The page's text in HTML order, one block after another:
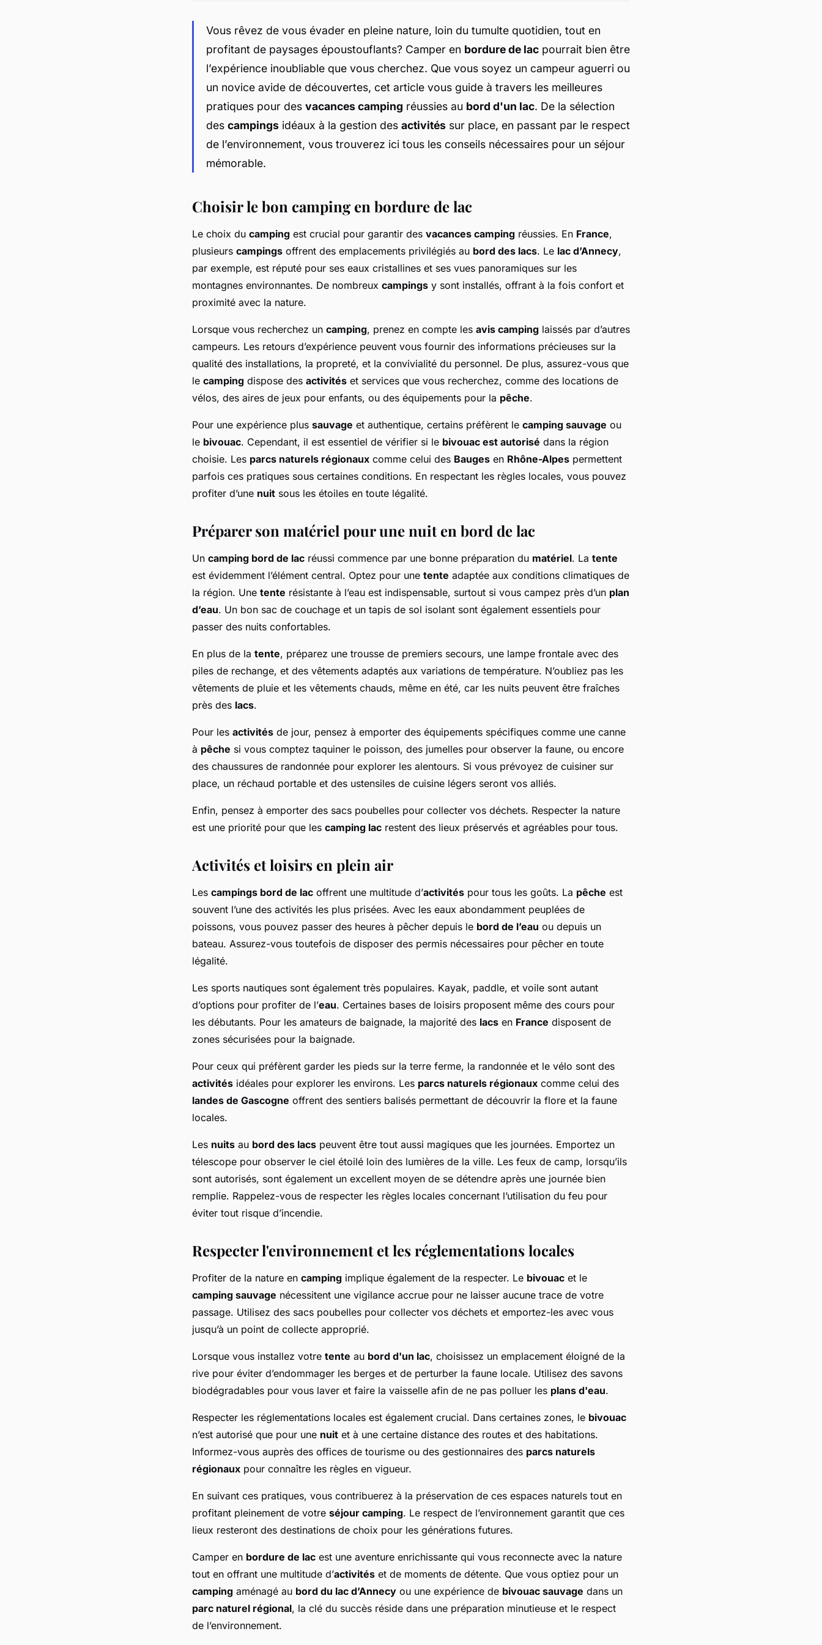
Vous rêvez de vous évader en pleine nature, loin du tumulte quotidien, tout en
profitant de paysages époustouflants? Camper en bordure de lac pourrait bien être
l’expérience inoubliable que vous cherchez. Que vous soyez un campeur aguerri ou
un novice avide de découvertes, cet article vous guide à travers les meilleures
pratiques pour des vacances camping réussies au bord d'un lac. De la sélection
des campings idéaux à la gestion des activités sur place, en passant par le respect
de l’environnement, vous trouverez ici tous les conseils nécessaires pour un séjour
mémorable.
Choisir le bon camping en bordure de lac
Le choix du camping est crucial pour garantir des vacances camping réussies. En France,
plusieurs campings offrent des emplacements privilégiés au bord des lacs. Le lac d’Annecy,
par exemple, est réputé pour ses eaux cristallines et ses vues panoramiques sur les
montagnes environnantes. De nombreux campings y sont installés, offrant à la fois confort et
proximité avec la nature.
Lorsque vous recherchez un camping, prenez en compte les avis camping laissés par d’autres
campeurs. Les retours d’expérience peuvent vous fournir des informations précieuses sur la
qualité des installations, la propreté, et la convivialité du personnel. De plus, assurez-vous que
le camping dispose des activités et services que vous recherchez, comme des locations de
vélos, des aires de jeux pour enfants, ou des équipements pour la pêche.
Pour une expérience plus sauvage et authentique, certains préfèrent le camping sauvage ou
le bivouac. Cependant, il est essentiel de vérifier si le bivouac est autorisé dans la région
choisie. Les parcs naturels régionaux comme celui des Bauges en Rhône-Alpes permettent
parfois ces pratiques sous certaines conditions. En respectant les règles locales, vous pouvez
profiter d’une nuit sous les étoiles en toute légalité.
Préparer son matériel pour une nuit en bord de lac
Un camping bord de lac réussi commence par une bonne préparation du matériel. La tente
est évidemment l’élément central. Optez pour une tente adaptée aux conditions climatiques de
la région. Une tente résistante à l’eau est indispensable, surtout si vous campez près d’un plan
d’eau. Un bon sac de couchage et un tapis de sol isolant sont également essentiels pour
passer des nuits confortables.
En plus de la tente, préparez une trousse de premiers secours, une lampe frontale avec des
piles de rechange, et des vêtements adaptés aux variations de température. N’oubliez pas les
vêtements de pluie et les vêtements chauds, même en été, car les nuits peuvent être fraîches
près des lacs.
Pour les activités de jour, pensez à emporter des équipements spécifiques comme une canne
à pêche si vous comptez taquiner le poisson, des jumelles pour observer la faune, ou encore
des chaussures de randonnée pour explorer les alentours. Si vous prévoyez de cuisiner sur
place, un réchaud portable et des ustensiles de cuisine légers seront vos alliés.
Enfin, pensez à emporter des sacs poubelles pour collecter vos déchets. Respecter la nature
est une priorité pour que les camping lac restent des lieux préservés et agréables pour tous.
Activités et loisirs en plein air
Les campings bord de lac offrent une multitude d’activités pour tous les goûts. La pêche est
souvent l’une des activités les plus prisées. Avec les eaux abondamment peuplées de
poissons, vous pouvez passer des heures à pêcher depuis le bord de l’eau ou depuis un
bateau. Assurez-vous toutefois de disposer des permis nécessaires pour pêcher en toute
légalité.
Les sports nautiques sont également très populaires. Kayak, paddle, et voile sont autant
d’options pour profiter de l’eau. Certaines bases de loisirs proposent même des cours pour
les débutants. Pour les amateurs de baignade, la majorité des lacs en France disposent de
zones sécurisées pour la baignade.
Pour ceux qui préfèrent garder les pieds sur la terre ferme, la randonnée et le vélo sont des
activités idéales pour explorer les environs. Les parcs naturels régionaux comme celui des
landes de Gascogne offrent des sentiers balisés permettant de découvrir la flore et la faune
locales.
Les nuits au bord des lacs peuvent être tout aussi magiques que les journées. Emportez un
télescope pour observer le ciel étoilé loin des lumières de la ville. Les feux de camp, lorsqu’ils
sont autorisés, sont également un excellent moyen de se détendre après une journée bien
remplie. Rappelez-vous de respecter les règles locales concernant l’utilisation du feu pour
éviter tout risque d’incendie.
Respecter l'environnement et les réglementations locales
Profiter de la nature en camping implique également de la respecter. Le bivouac et le
camping sauvage nécessitent une vigilance accrue pour ne laisser aucune trace de votre
passage. Utilisez des sacs poubelles pour collecter vos déchets et emportez-les avec vous
jusqu’à un point de collecte approprié.
Lorsque vous installez votre tente au bord d'un lac, choisissez un emplacement éloigné de la
rive pour éviter d’endommager les berges et de perturber la faune locale. Utilisez des savons
biodégradables pour vous laver et faire la vaisselle afin de ne pas polluer les plans d'eau.
Respecter les réglementations locales est également crucial. Dans certaines zones, le bivouac
n’est autorisé que pour une nuit et à une certaine distance des routes et des habitations.
Informez-vous auprès des offices de tourisme ou des gestionnaires des parcs naturels
régionaux pour connaître les règles en vigueur.
En suivant ces pratiques, vous contribuerez à la préservation de ces espaces naturels tout en
profitant pleinement de votre séjour camping. Le respect de l’environnement garantit que ces
lieux resteront des destinations de choix pour les générations futures.
Camper en bordure de lac est une aventure enrichissante qui vous reconnecte avec la nature
tout en offrant une multitude d’activités et de moments de détente. Que vous optiez pour un
camping aménagé au bord du lac d’Annecy ou une expérience de bivouac sauvage dans un
parc naturel régional, la clé du succès réside dans une préparation minutieuse et le respect
de l’environnement.